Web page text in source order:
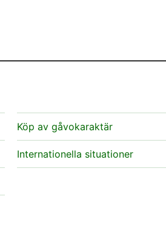
Köp av gåvokaraktär
Internationella situationer